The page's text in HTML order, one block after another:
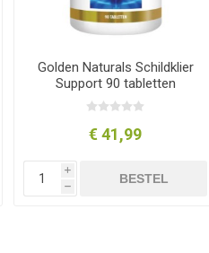
Golden Naturals Schildklier
Support 90 tabletten
€ 41,99
i
h
BESTEL